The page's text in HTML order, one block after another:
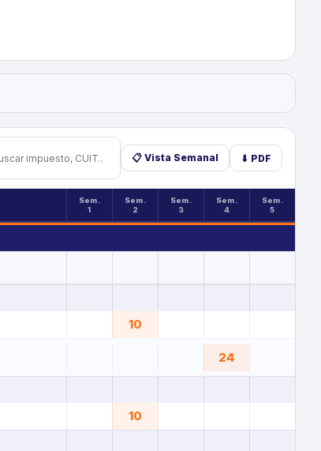
📋 Vista Semanal ⬇ PDF
Sem.
1
Sem.
2
Sem.
3
Sem.
4
Sem.
5
10
24
10